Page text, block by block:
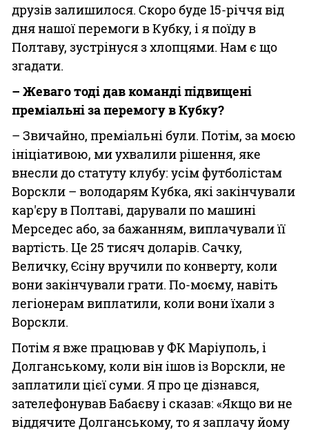
друзів залишилося. Скоро буде 15-річчя від
дня нашої перемоги в Кубку, і я поїду в
Полтаву, зустрінуся з хлопцями. Нам є що
згадати.
– Жеваго тоді дав команді підвищені
преміальні за перемогу в Кубку?
– Звичайно, преміальні були. Потім, за моєю
ініціативою, ми ухвалили рішення, яке
внесли до статуту клубу: усім футболістам
Ворскли – володарям Кубка, які закінчували
кар'єру в Полтаві, дарували по машині
Мерседес або, за бажанням, виплачували її
вартість. Це 25 тисяч доларів. Сачку,
Величку, Єсіну вручили по конверту, коли
вони закінчували грати. По-моєму, навіть
легіонерам виплатили, коли вони їхали з
Ворскли.
Потім я вже працював у ФК Маріуполь, і
Долганському, коли він ішов із Ворскли, не
заплатили цієї суми. Я про це дізнався,
зателефонував Бабаєву і сказав: «Якщо ви не
віддячите Долганському, то я заплачу йому